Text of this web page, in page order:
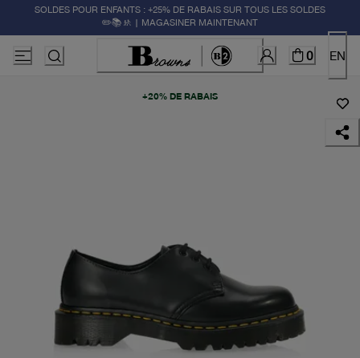
SOLDES POUR ENFANTS : +25% DE RABAIS SUR TOUS LES SOLDES
✏️📚🚸 | MAGASINER MAINTENANT
0 EN
+20% DE RABAIS